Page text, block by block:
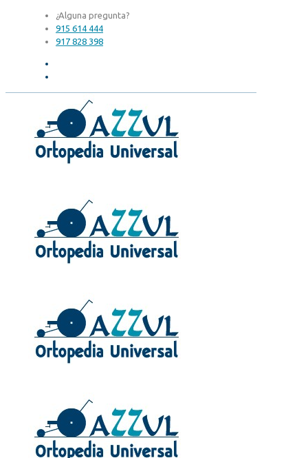
¿Alguna pregunta?
915 614 444
917 828 398